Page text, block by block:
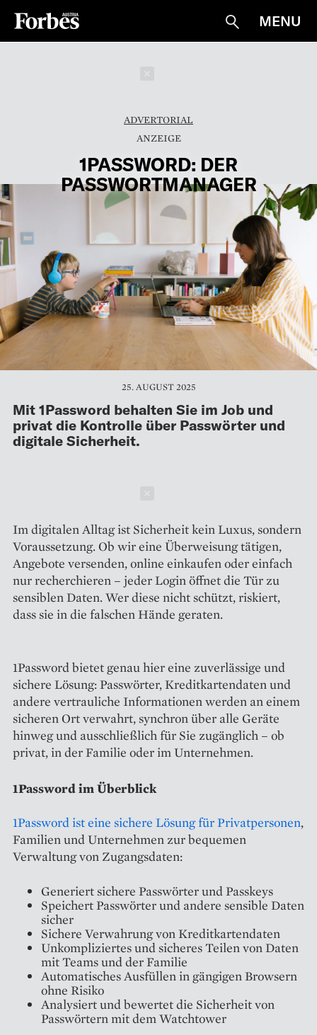
Suche
MENU
ADVERTORIAL
1PASSWORD: DER
PASSWORTMANAGER
25. AUGUST 2025
Mit 1Password behalten Sie im Job und
privat die Kontrolle über Passwörter und
digitale Sicherheit.
Im digitalen Alltag ist Sicherheit kein Luxus, sondern
Voraussetzung. Ob wir eine Überweisung tätigen,
Angebote versenden, online einkaufen oder einfach
nur recherchieren – jeder Login öffnet die Tür zu
sensiblen Daten. Wer diese nicht schützt, riskiert,
dass sie in die falschen Hände geraten.
1Password bietet genau hier eine zuverlässige und
sichere Lösung: Passwörter, Kreditkartendaten und
andere vertrauliche Informationen werden an einem
sicheren Ort verwahrt, synchron über alle Geräte
hinweg und ausschließlich für Sie zugänglich – ob
privat, in der Familie oder im Unternehmen.
1Password im Überblick
1Password ist eine sichere Lösung für Privatpersonen,
Familien und Unternehmen zur bequemen
Verwaltung von Zugangsdaten:
Generiert sichere Passwörter und Passkeys
Speichert Passwörter und andere sensible Daten
sicher
Sichere Verwahrung von Kreditkartendaten
Unkompliziertes und sicheres Teilen von Daten
mit Teams und der Familie
Automatisches Ausfüllen in gängigen Browsern
ohne Risiko
Analysiert und bewertet die Sicherheit von
Passwörtern mit dem Watchtower